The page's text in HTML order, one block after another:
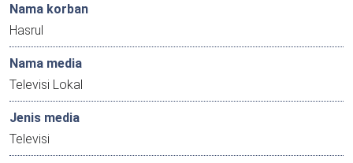
Nama korban
Hasrul
Nama media
Televisi Lokal
Jenis media
Televisi